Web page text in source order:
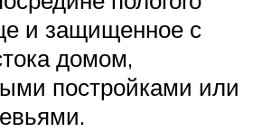
и защищенное с
домом,
постройками или